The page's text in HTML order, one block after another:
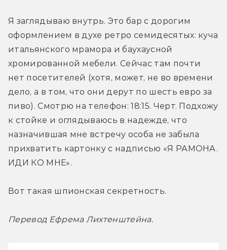
Я заглядываю внутрь. Это бар с дорогим
оформлением в духе ретро семидесятых: куча
итальянского мрамора и баухаусной
хромированной мебели. Сейчас там почти
нет посетителей (хотя, может, не во времени
дело, а в том, что они дерут по шесть евро за
пиво). Смотрю на телефон: 18:15. Черт. Подхожу
к стойке и оглядываюсь в надежде, что
назначившая мне встречу особа не забыла
прихватить картонку с надписью «Я РАМОНА.
ИДИ КО МНЕ».
Вот такая шпионская секретность.
Перевод Ефрема Лихтенштейна.